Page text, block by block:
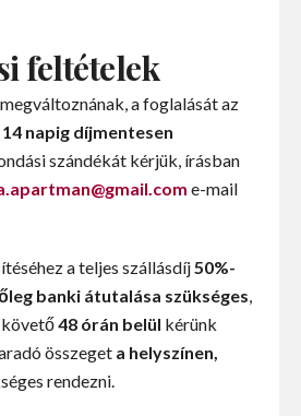
feltételek
a foglalását az
14 napig díjmentesen
szándékát kérjük, írásban
e-mail
a teljes szállásdíj 50%-
banki átutalása szükséges
48 órán belül kérünk
összeget a helyszínen,
rendezni.